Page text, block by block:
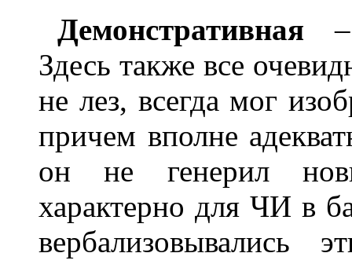
Демонстративная –
Здесь также все
не лез, всегда мог
причем вполне
он не генерил
характерно для ЧИ в